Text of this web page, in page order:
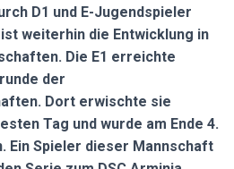
D1 und E-Jugendspieler
weiterhin die Entwicklung in
Die E1 erreichte
der
Dort erwischte sie
Tag und wurde am Ende 4.
Ein Spieler dieser Mannschaft